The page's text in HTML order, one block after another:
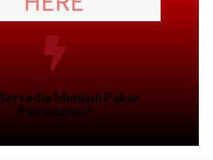
Menjadi Pakar
Pemasaran?